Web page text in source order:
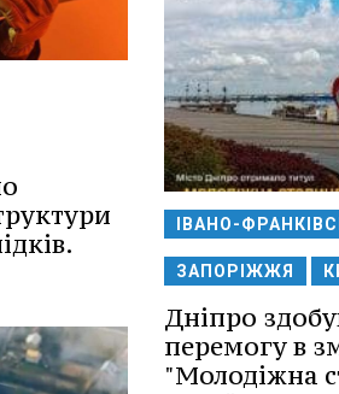
ІВАНО-
ЗАПОРІЖЖЯ
Дніпро
перемогу в
"Молодіжна